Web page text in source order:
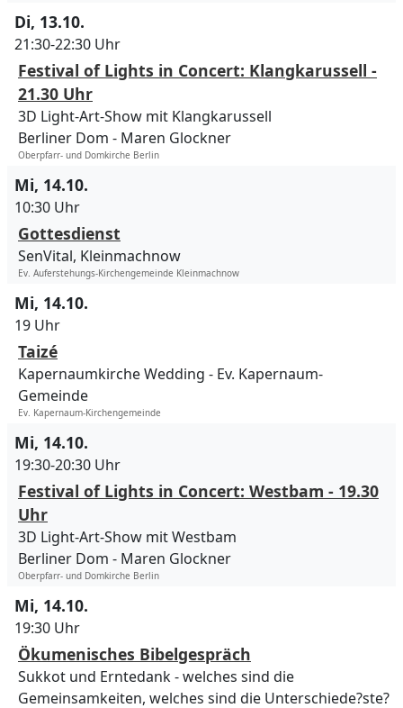
Di, 13.10.
21:30-22:30 Uhr
Festival of Lights in Concert: Klangkarussell -
21.30 Uhr
3D Light-Art-Show mit Klangkarussell
Berliner Dom
Maren Glockner
Oberpfarr- und Domkirche Berlin
Mi, 14.10.
10:30 Uhr
Gottesdienst
SenVital, Kleinmachnow
Ev. Auferstehungs-Kirchengemeinde Kleinmachnow
Mi, 14.10.
19 Uhr
Taizé
Kapernaumkirche Wedding
Ev. Kapernaum-
Gemeinde
Ev. Kapernaum-Kirchengemeinde
Mi, 14.10.
19:30-20:30 Uhr
Festival of Lights in Concert: Westbam - 19.30
Uhr
3D Light-Art-Show mit Westbam
Berliner Dom
Maren Glockner
Oberpfarr- und Domkirche Berlin
Mi, 14.10.
19:30 Uhr
Ökumenisches Bibelgespräch
Sukkot und Erntedank - welches sind die
Gemeinsamkeiten, welches sind die Unterschiede?ste?